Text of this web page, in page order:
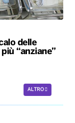
delle
“anziane”
ALTRO